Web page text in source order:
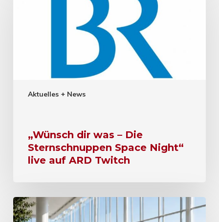
Aktuelles + News
„Wünsch dir was – Die
Sternschnuppen Space Night“
live auf ARD Twitch